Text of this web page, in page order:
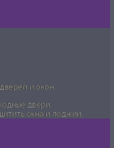
и окон.
двери.
окна и лоджии.